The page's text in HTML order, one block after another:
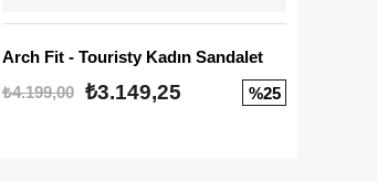
Arch Fit - Touristy Kadın Sandalet
₺4.199,00
₺3.149,25 %25